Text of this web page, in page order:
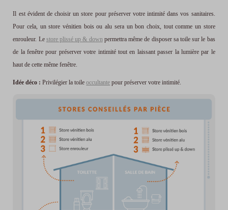
Il est évident de choisir un store pour préserver votre intimité dans vos sanitaires.
Pour cela, un store vénitien bois ou alu sera un bon choix, tout comme un store
enrouleur. Le store plissé up & down permettra même de disposer sa toile sur le bas
de la fenêtre pour préserver votre intimité tout en laissant passer la lumière par le
haut de cette même fenêtre.
Idée déco : Privilégier la toileoccultante pour préserver votre intimité.